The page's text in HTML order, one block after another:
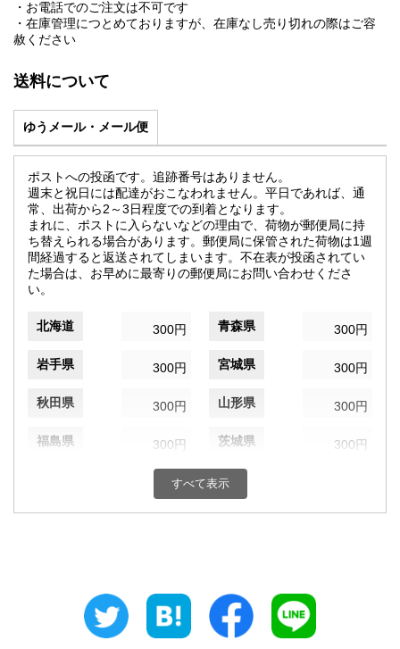
・お電話でのご注文は不可です
・在庫管理につとめておりますが、在庫なし売り切れの際はご容
赦ください
送料について
ゆうメール・メール便
ポストへの投函です。追跡番号はありません。
週末と祝日には配達がおこなわれません。平日であれば、通
常、出荷から2～3日程度での到着となります。
まれに、ポストに入らないなどの理由で、荷物が郵便局に持
ち替えられる場合があります。郵便局に保管された荷物は1週
間経過すると返送されてしまいます。不在表が投函されてい
た場合は、お早めに最寄りの郵便局にお問い合わせくださ
い。
北海道 300円 青森県 300円
岩手県 300円 宮城県 300円
秋田県 300円 山形県 300円
福島県 300円 茨城県 300円
300円 群馬県
埼玉県 千葉県
300円 富山県
300円 福井県
すべて表示